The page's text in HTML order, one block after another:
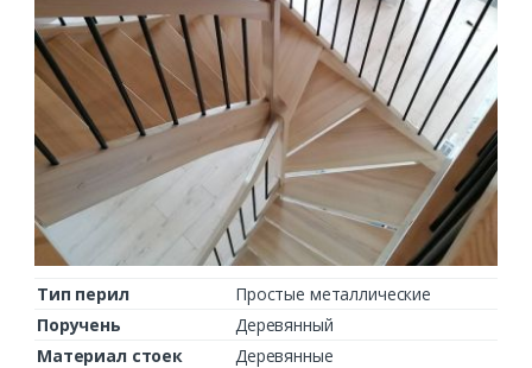
Тип перил
Простые металлические
Поручень
Деревянный
Материал стоек
Деревянные